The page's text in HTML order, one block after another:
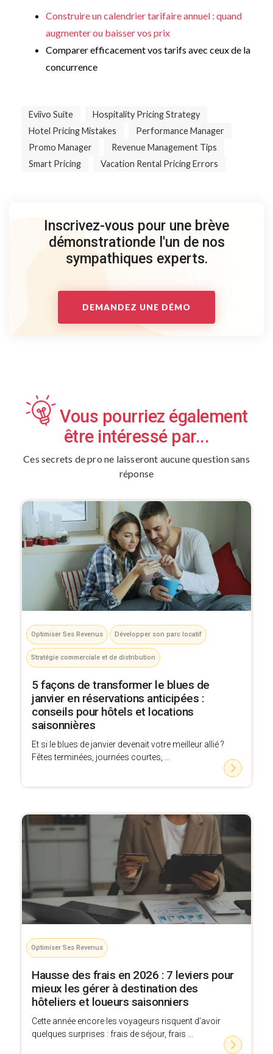
Construire un calendrier tarifaire annuel : quand
augmenter ou baisser vos prix
Comparer efficacement vos tarifs avec ceux de la
concurrence
Eviivo Suite
Hospitality Pricing Strategy
Hotel Pricing Mistakes
Performance Manager
Promo Manager
Revenue Management Tips
Smart Pricing
Vacation Rental Pricing Errors
Inscrivez-vous pour une brève
démonstrationde l'un de nos
sympathiques experts.
DEMANDEZ UNE DÉMO
Vous pourriez également
être intéressé par...
Ces secrets de pro ne laisseront aucune question sans
réponse
Optimiser Ses Revenus Développer son parc locatif
Stratégie commerciale et de distribution
5 façons de transformer le blues de
janvier en réservations anticipées :
conseils pour hôtels et locations
saisonnières
Et si le blues de janvier devenait votre meilleur allié ?
Fêtes terminées, journées courtes, ...
Optimiser Ses Revenus
Hausse des frais en 2026 : 7 leviers pour
mieux les gérer à destination des
hôteliers et loueurs saisonniers
Cette année encore les voyageurs risquent d’avoir
quelques surprises : frais de séjour, frais ...